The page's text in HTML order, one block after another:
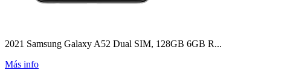
2021 Samsung Galaxy A52 Dual SIM, 128GB 6GB R...
Más info